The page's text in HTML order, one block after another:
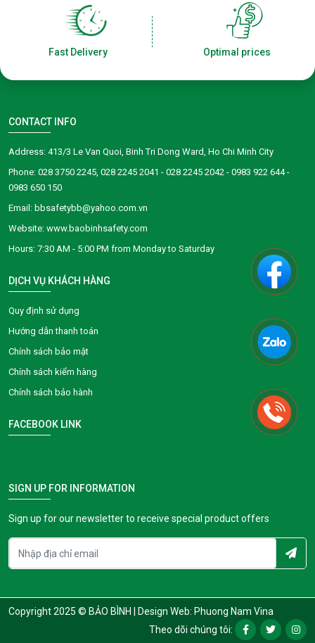
Fast Delivery Optimal prices
CONTACT INFO
Address: 413/3 Le Van Quoi, Binh Tri Dong Ward, Ho Chi Minh City
Phone: 028 3750 2245, 028 2245 2041 - 028 2245 2042 - 0983 922 644 -
0983 650 150
Email: bbsafetybb@yahoo.com.vn
Website: www.baobinhsafety.com
​​​​Hours: 7:30 AM - 5:00 PM from Monday to Saturday
DỊCH VỤ KHÁCH HÀNG
Quy định sử dụng
Hướng dẫn thanh toán
Chính sách bảo mật
Chính sách kiểm hàng
Chính sách bảo hành
FACEBOOK LINK
SIGN UP FOR INFORMATION
Sign up for our newsletter to receive special product offers
Copyright 2025 © BẢO BÌNH |
Design Web: Phuong Nam Vina
Theo dõi chúng tôi: